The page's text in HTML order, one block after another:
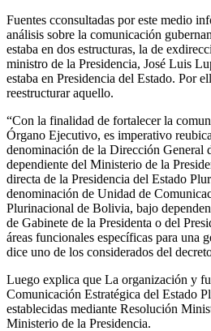
Fuentes cconsultadas por este medio
análisis sobre la comunicación
estaba en dos estructuras, la de
ministro de la Presidencia, José Luis
estaba en Presidencia del Estado. Por
reestructurar aquello.
“Con la finalidad de fortalecer la
Órgano Ejecutivo, es imperativo
denominación de la Dirección General
dependiente del Ministerio de la
directa de la Presidencia del Estado
denominación de Unidad de
Plurinacional de Bolivia, bajo
de Gabinete de la Presidenta o del
áreas funcionales específicas para una
dice uno de los considerados del
Luego explica que La organización y
Comunicación Estratégica del Estado
establecidas mediante Resolución
Ministerio de la Presidencia.